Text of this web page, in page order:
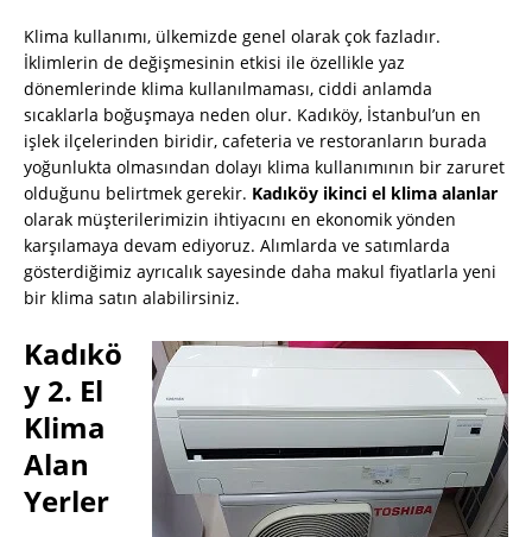
Klima kullanımı, ülkemizde genel olarak çok fazladır.
İklimlerin de değişmesinin etkisi ile özellikle yaz
dönemlerinde klima kullanılmaması, ciddi anlamda
sıcaklarla boğuşmaya neden olur. Kadıköy, İstanbul’un en
işlek ilçelerinden biridir, cafeteria ve restoranların burada
yoğunlukta olmasından dolayı klima kullanımının bir zaruret
olduğunu belirtmek gerekir. Kadıköy ikinci el klima alanlar
olarak müşterilerimizin ihtiyacını en ekonomik yönden
karşılamaya devam ediyoruz. Alımlarda ve satımlarda
gösterdiğimiz ayrıcalık sayesinde daha makul fiyatlarla yeni
bir klima satın alabilirsiniz.
Kadıkö
y 2. El
Klima
Alan
Yerler